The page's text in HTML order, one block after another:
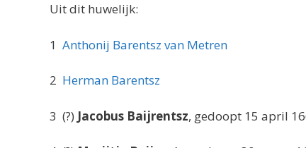
Uit dit huwelijk:
1 Anthonij Barentsz van Metren
2 Herman Barentsz
3 (?) Jacobus Baijrentsz, gedoopt 15 april